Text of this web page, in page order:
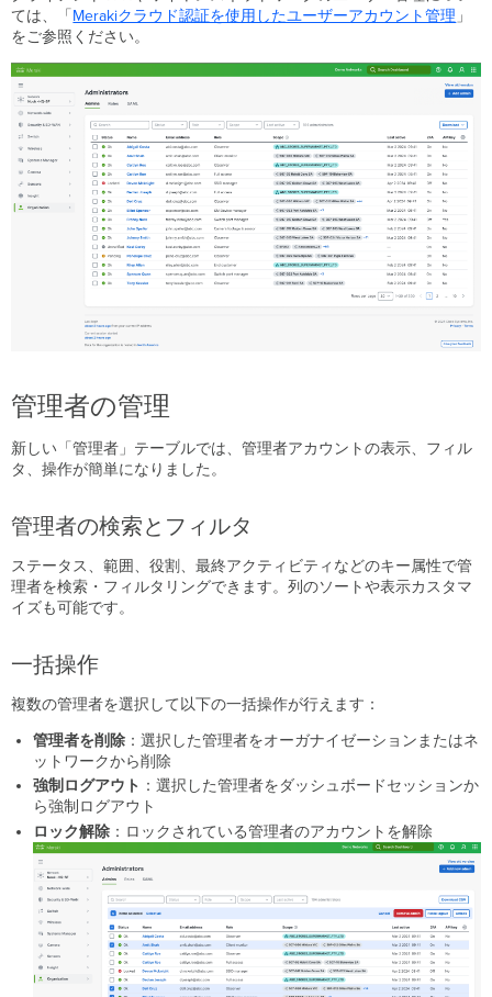
検
索
と
フ
ィ
ル
タ
一
括
操
作
イ
ル
新
規
理
者
の
追
加
報
の
入
力
役
割
と
範
囲
の
割
り
当
て
ては、「Merakiクラウド認証を使用したユーザーアカウント管理 」
をご参照ください。
管理者の管理
新しい「管理者」テーブルでは、管理者アカウントの表示、フィル
タ、操作が簡単になりました。
管理者の検索とフィルタ
ステータス、範囲、役割、最終アクティビティなどのキー属性で管
理者を検索・フィルタリングできます。列のソートや表示カスタマ
イズも可能です。
一括操作
複数の管理者を選択して以下の一括操作が行えます：
管理者を削除：選択した管理者をオーガナイゼーションまたはネ
ットワークから削除
強制ログアウト ：選択した管理者をダッシュボードセッションか
ら強制ログアウト
ロック解除：ロックされている管理者のアカウントを解除